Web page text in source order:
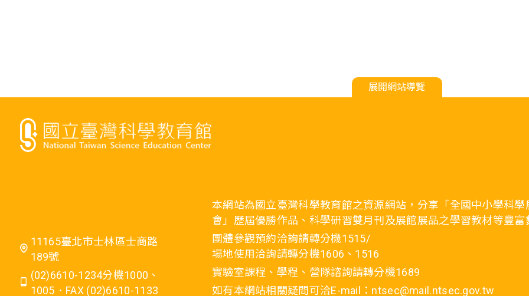
展開網站導覽
11165臺北市士林區士商路
189號
(02)6610-1234分機1000、
1005．FAX (02)6610-1133
本網站為國立臺灣科學教育館之資源網站，分享「全國中小學科
會」歷屆優勝作品、科學研習雙月刊及展館展品之學習教材等豐富
團體參觀預約洽詢請轉分機1515/
場地使用洽詢請轉分機1606、1516
實驗室課程、學程、營隊諮詢請轉分機1689
如有本網站相關疑問可洽E-mail：ntsec@mail.ntsec.gov.tw